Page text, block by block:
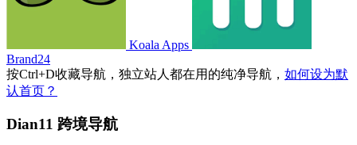
Koala Apps
Brand24
按Ctrl+D收藏导航，独立站人都在用的纯净导航， 如何设为默
认首页？
Dian11 跨境导航